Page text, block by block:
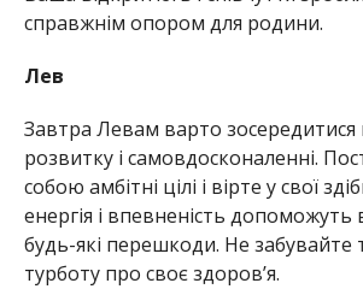
справжнім опором для родини.
Лев
Завтра Левам варто зосередитися
розвитку і самовдосконаленні.
собою амбітні цілі і вірте у свої
енергія і впевненість
будь-які перешкоди. Не забувайте
турботу про своє здоров’я.